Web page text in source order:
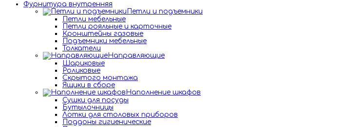
Фурнитура внутренняя
Петли и подъемники
Петли мебельные
Петли рояльные и карточные
Кронштейны газовые
Подъемники мебельные
Толкатели
Направляющие
Шариковые
Роликовые
Скрытого монтажа
Ящики в сборе
Наполнение шкафов
Сушки для посуды
Бутылочницы
Лотки для столовых приборов
Поддоны гигиенические